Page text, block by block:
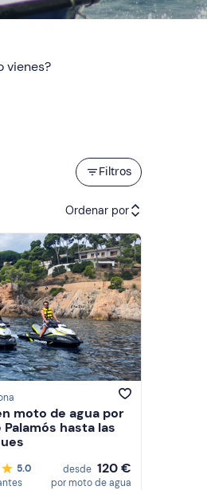
vienes?
Filtros
Ordenar por
recomendadas
(de menor a mayor)
(de mayor a menor)
moto de agua por
Palamós hasta las
5.0
desde 120 €
por moto de agua